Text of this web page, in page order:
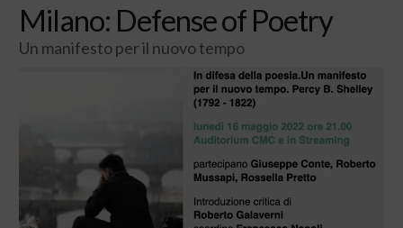
Milano: Defense of Poetry
Un manifesto per il nuovo tempo